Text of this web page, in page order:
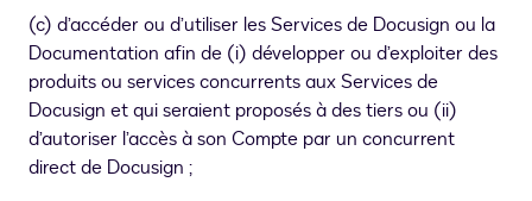
(c) d’accéder ou d’utiliser les Services de Docusign ou la
Documentation afin de (i) développer ou d’exploiter des
produits ou services concurrents aux Services de
Docusign et qui seraient proposés à des tiers ou (ii)
d’autoriser l’accès à son Compte par un concurrent
direct de Docusign ;